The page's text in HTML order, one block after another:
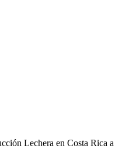
Lechera en Costa Rica a